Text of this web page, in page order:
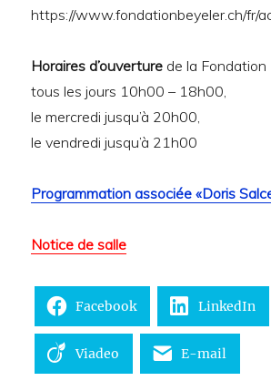
https://www.fondationbeyeler.ch/fr/
Horaires d’ouverture de la Fondation
tous les jours 10h00 – 18h00,
le mercredi jusqu’à 20h00,
le vendredi jusqu’à 21h00
Programmation associée «Doris
Notice de salle
Facebook LinkedIn
Viadeo E-mail